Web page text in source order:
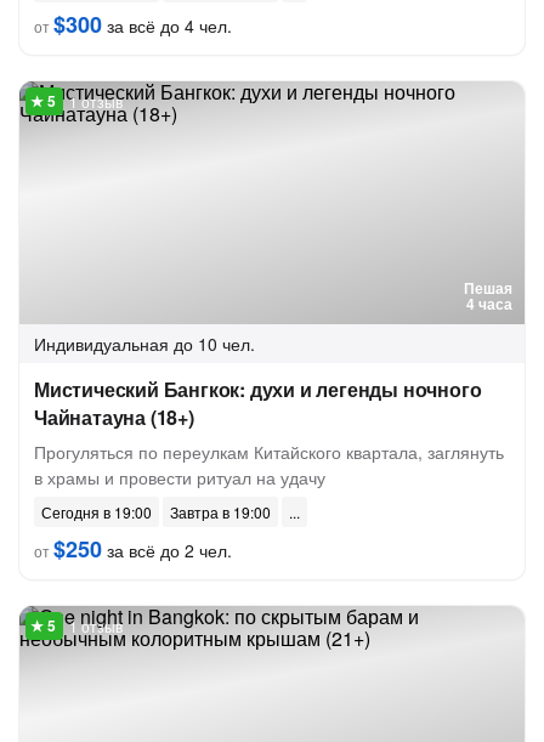
от$300 за всё до 4 чел.
Пешая
4 часа
1 отзыв
Индивидуальная до 10 чел.
Мистический Бангкок: духи и легенды ночного
Чайнатауна (18+)
Прогуляться по переулкам Китайского квартала, заглянуть
в храмы и провести ритуал на удачу
Сегодня в 19:00
Завтра в 19:00
от$250 за всё до 2 чел.
1 отзыв